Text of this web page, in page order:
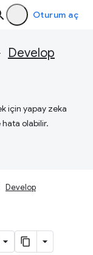
Oturum aç
Develop
için yapay zeka
hata olabilir.
Develop